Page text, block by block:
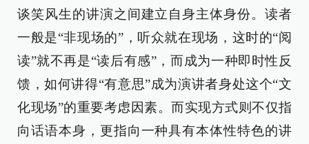
谈笑风生的讲演之间建立自身主体身份。读者
一般是“非现场的”，听众就在现场，这时的“阅
读”就不再是“读后有感”，而成为一种即时性反
馈，如何讲得“有意思”成为演讲者身处这个“文
化现场”的重要考虑因素。而实现方式则不仅指
向话语本身，更指向一种具有本体性特色的讲